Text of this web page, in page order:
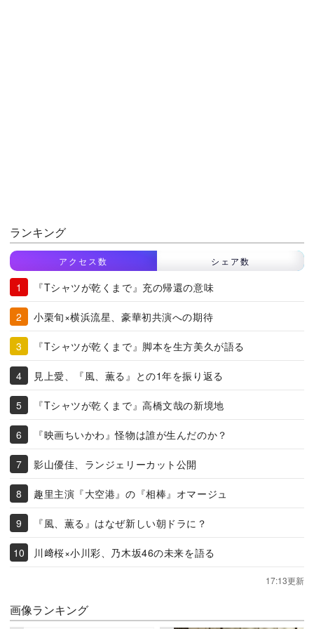
ランキング
アクセス数 シェア数
『Tシャツが乾くまで』充の帰還の意味
小栗旬×横浜流星、豪華初共演への期待
『Tシャツが乾くまで』脚本を生方美久が語る
見上愛、『風、薫る』との1年を振り返る
『Tシャツが乾くまで』高橋文哉の新境地
『映画ちいかわ』怪物は誰が生んだのか？
影山優佳、ランジェリーカット公開
趣里主演『大空港』の『相棒』オマージュ
『風、薫る』はなぜ新しい朝ドラに？
川﨑桜×小川彩、乃木坂46の未来を語る
17:13更新
画像ランキング